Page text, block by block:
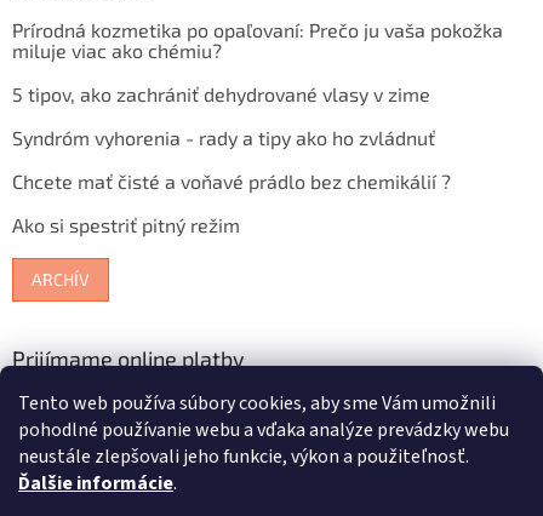
Tento web používa súbory cookies, aby sme Vám umožnili
pohodlné používanie webu a vďaka analýze prevádzky webu
neustále zlepšovali jeho funkcie, výkon a použiteľnosť.
Ďalšie informácie.
Prírodná kozmetika po opaľovaní: Prečo ju vaša pokožka
miluje viac ako chémiu?
5 tipov, ako zachrániť dehydrované vlasy v zime
Syndróm vyhorenia - rady a tipy ako ho zvládnuť
Chcete mať čisté a voňavé prádlo bez chemikálií ?
Ako si spestriť pitný režim
ARCHÍV
Prijímame online platby